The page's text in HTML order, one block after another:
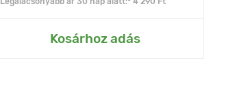
Kosárhoz adás